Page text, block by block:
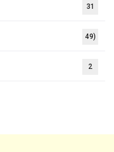
31
49)
2